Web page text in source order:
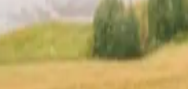
LokasjonAnmeldelser